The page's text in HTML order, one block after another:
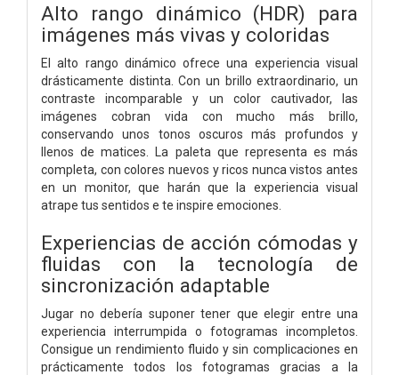
Alto rango dinámico (HDR) para
imágenes más vivas y coloridas
El alto rango dinámico ofrece una experiencia visual
drásticamente distinta. Con un brillo extraordinario, un
contraste incomparable y un color cautivador, las
imágenes cobran vida con mucho más brillo,
conservando unos tonos oscuros más profundos y
llenos de matices. La paleta que representa es más
completa, con colores nuevos y ricos nunca vistos antes
en un monitor, que harán que la experiencia visual
atrape tus sentidos e te inspire emociones.
Experiencias de acción cómodas y
fluidas con la tecnología de
sincronización adaptable
Jugar no debería suponer tener que elegir entre una
experiencia interrumpida o fotogramas incompletos.
Consigue un rendimiento fluido y sin complicaciones en
prácticamente todos los fotogramas gracias a la